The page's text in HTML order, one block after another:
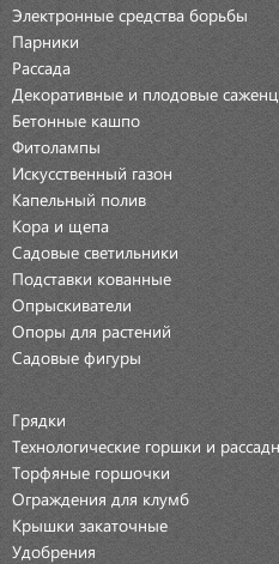
Электронные средства борьбы
Парники
Рассада
Декоративные и плодовые
Бетонные кашпо
Фитолампы
Искусственный газон
Капельный полив
Кора и щепа
Садовые светильники
Подставки кованные
Опрыскиватели
Опоры для растений
Садовые фигуры
Грядки
Технологические горшки и
Торфяные горшочки
Ограждения для клумб
Крышки закаточные
Удобрения